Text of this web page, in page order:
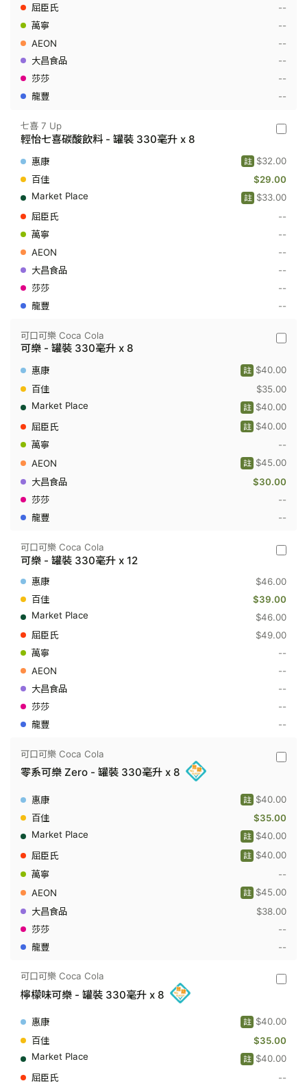
酸
飲
330
升
8
--
--
--
--
--
--
七
7
Up
-
怡
喜
碳
飲
罐
330
升
x
七喜 7 Up
輕怡七喜碳酸飲料 - 罐裝 330毫升 x 8
$32.00
註
$29.00
$33.00
註
--
--
--
--
--
--
可
可
樂
Coca
-
樂
裝
毫
可口可樂 Coca Cola
可樂 - 罐裝 330毫升 x 8
$40.00
註
$35.00
$40.00
註
$40.00
註
--
$45.00
註
$30.00
--
--
可
可
樂
Coca
-
可
裝
330
升
可口可樂 Coca Cola
可樂 - 罐裝 330毫升 x 12
$46.00
$39.00
$46.00
$49.00
--
--
--
--
--
可
樂
Coca
Cola
零
系
可
-
裝
升
可口可樂 Coca Cola
零系可樂 Zero - 罐裝 330毫升 x 8
$40.00
註
$35.00
$40.00
註
$40.00
註
--
$45.00
註
$38.00
--
--
可
樂
Coca
Cola
檸
味
可口可樂 Coca Cola
檸檬味可樂 - 罐裝 330毫升 x 8
$40.00
註
$35.00
$40.00
註
--